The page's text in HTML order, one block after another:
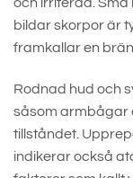
och irriterad. Små
bildar skorpor är
framkallar en
Rodnad hud och
såsom armbågar
tillståndet.
indikerar också